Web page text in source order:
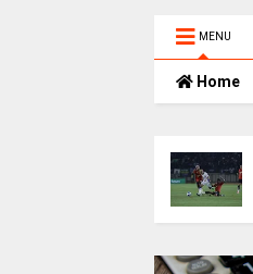
MENU
Home